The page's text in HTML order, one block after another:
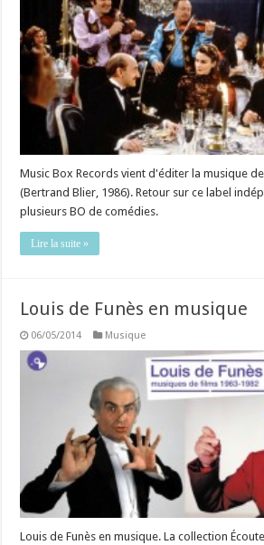
Music Box Records vient d'éditer la musique
(Bertrand Blier, 1986). Retour sur ce label
plusieurs BO de comédies.
Lire la suite »
Louis de Funès en musique
06/05/2014 Musique
Louis de Funès en musique. La collection